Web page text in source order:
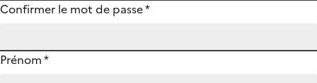
Confirmer le mot de passe*
Prénom*